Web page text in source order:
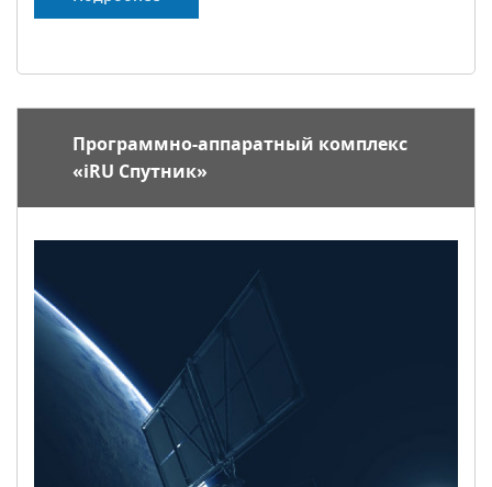
Программно-аппаратный комплекс
«iRU Спутник»